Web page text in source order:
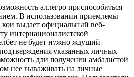
аллегро приспособиться
В использовании приемлемы
выдает официальный веб-
интернационалистской
не будет нужно ждущий
указанных личных
дли получении амбалистой
нее вываживать на личные